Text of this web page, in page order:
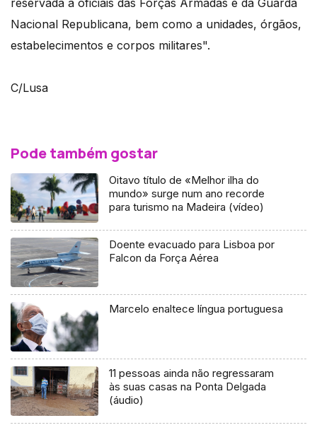
reservada a oficiais das Forças Armadas e da Guarda
Nacional Republicana, bem como a unidades, órgãos,
estabelecimentos e corpos militares".
C/Lusa
Pode também gostar
Oitavo título de «Melhor ilha do
mundo» surge num ano recorde
para turismo na Madeira (vídeo)
Doente evacuado para Lisboa por
Falcon da Força Aérea
Marcelo enaltece língua portuguesa
11 pessoas ainda não regressaram
às suas casas na Ponta Delgada
(áudio)